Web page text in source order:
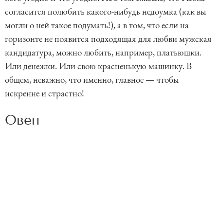
согласится полюбить какого-нибудь недоумка (как вы
могли о ней такое подумать!), а в том, что если на
горизонте не появится подходящая для любви мужская
кандидатура, можно любить, например, платьюшки.
Или денежки. Или свою красненькую машинку. В
общем, неважно, что именно, главное — чтобы
искренне и страстно!
Овен